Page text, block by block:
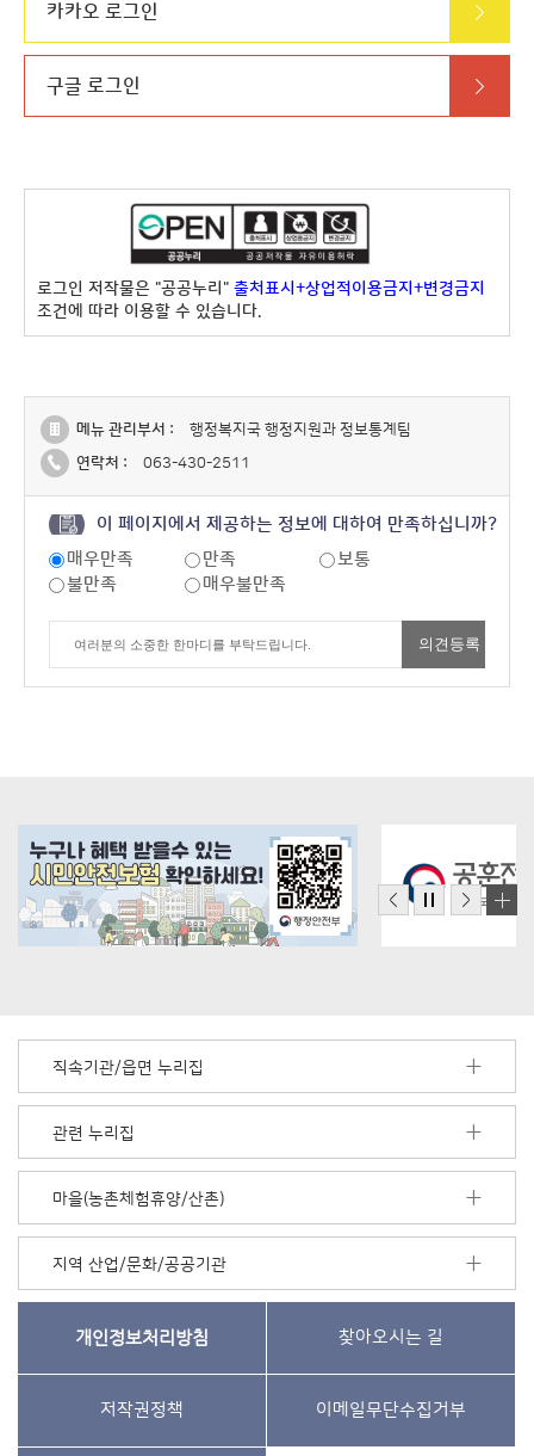
카카오 로그인
구글 로그인
로그인 저작물은 "공공누리" 출처표시+상업적이용금지+변경금지
조건에 따라 이용할 수 있습니다.
메뉴 관리부서 :
행정복지국 행정지원과 정보통계팀
연락처 :
063-430-2511
이 페이지에서 제공하는 정보에 대하여 만족하십니까?
매우만족
만족
보통
불만족
매우불만족
직속기관/읍면 누리집
관련 누리집
마을(농촌체험휴양/산촌)
지역 산업/문화/공공기관
개인정보처리방침 찾아오시는 길
저작권정책 이메일무단수집거부